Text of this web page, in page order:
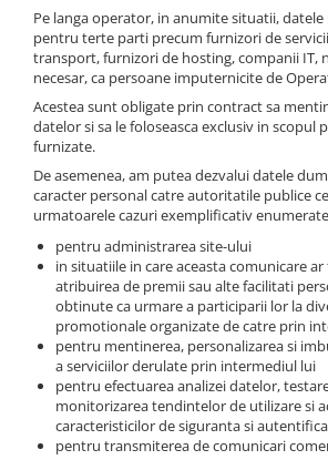
Pe langa operator, in anumite situatii,
pentru terte parti precum furnizori de
transport, furnizori de hosting, companii IT,
necesar, ca persoane imputernicite de
Acestea sunt obligate prin contract sa
datelor si sa le foloseasca exclusiv in scopul
furnizate.
De asemenea, am putea dezvalui datele
caracter personal catre autoritatile publice
urmatoarele cazuri exemplificativ
pentru administrarea site-ului
in situatiile in care aceasta comunicare
atribuirea de premii sau alte facilitati
obtinute ca urmare a participarii lor la
promotionale organizate de catre prin
pentru mentinerea, personalizarea si
a serviciilor derulate prin intermediul lui
pentru efectuarea analizei datelor,
monitorizarea tendintelor de utilizare si
caracteristicilor de siguranta si
pentru transmiterea de comunicari